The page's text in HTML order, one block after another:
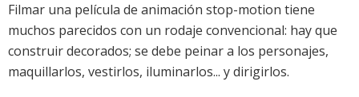
Filmar una película de animación stop-motion tiene
muchos parecidos con un rodaje convencional: hay que
construir decorados; se debe peinar a los personajes,
maquillarlos, vestirlos, iluminarlos... y dirigirlos.